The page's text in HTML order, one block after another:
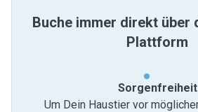
Buche immer direkt über
Plattform
Sorgenfreiheit
Um Dein Haustier vor